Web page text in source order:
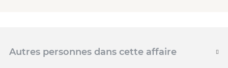
Autres personnes dans cette affaire